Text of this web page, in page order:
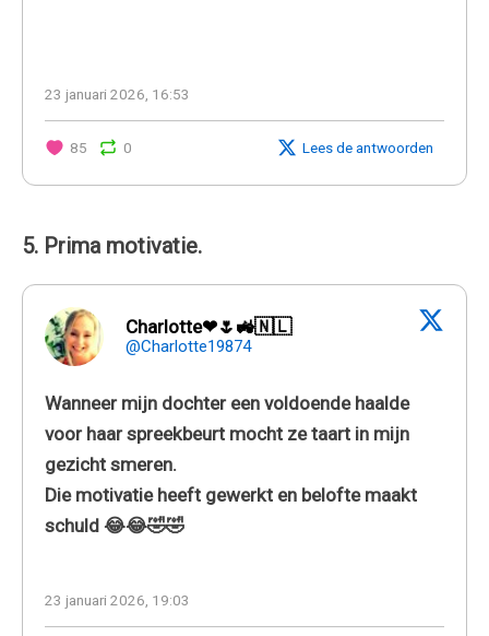
23 januari 2026, 16:53
85 0 Lees de antwoorden
5. Prima motivatie.
Charlotte❤🌷🚜🇳🇱
@Charlotte19874
Wanneer mijn dochter een voldoende haalde
voor haar spreekbeurt mocht ze taart in mijn
gezicht smeren.
Die motivatie heeft gewerkt en belofte maakt
schuld 😂😂🤣🤣
23 januari 2026, 19:03